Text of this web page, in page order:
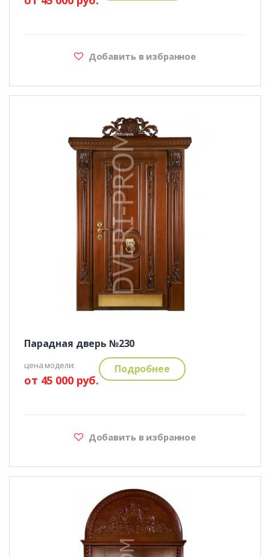
Добавить в избранное
Парадная дверь №230
цена модели:
от 45 000 руб.
Подробнее
Добавить в избранное